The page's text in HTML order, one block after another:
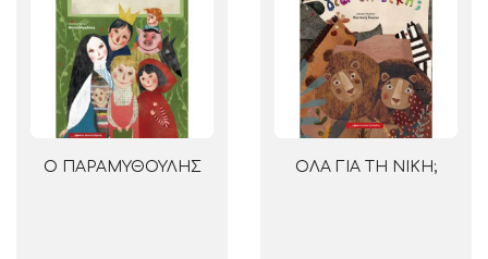
Ο ΠΑΡΑΜΥΘΟΥΛΗΣ ΟΛΑ ΓΙΑ ΤΗ ΝΙΚΗ;